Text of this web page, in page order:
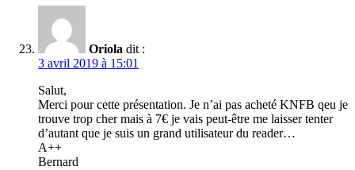
Oriola dit :
3 avril 2019 à 15:01
Salut,
Merci pour cette présentation. Je n’ai pas acheté KNFB qeu je
trouve trop cher mais à 7€ je vais peut-être me laisser tenter
d’autant que je suis un grand utilisateur du reader…
A++
Bernard